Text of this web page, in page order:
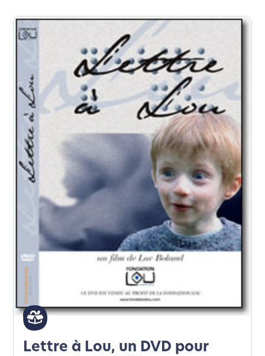
L’écoconception, ça vous
concerne aussi !
Nous avons développé ce site Internet dans le cadre
d’une démarche forte d’écoconception.
Si vous aussi vous souhaitez diminuer drastiquement
les besoins énergétiques nécessaires à votre
navigation, vous pouvez
le parcourir dans son Mode
Eco. Celui-ci sollicitera très peu nos serveurs et vous
deviendrez ainsi un acteur majeur de
l’écoconception.
Merci pour votre contribution !
Activer le Mode Eco Annuler
Lettre à Lou, un DVD pour